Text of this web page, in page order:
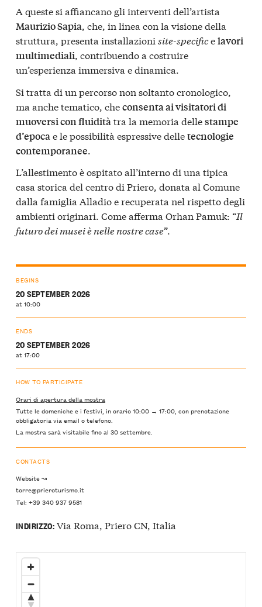
A queste si affiancano gli interventi dell’artista
Maurizio Sapia, che, in linea con la visione della
struttura, presenta installazioni site-specificelavori
multimediali, contribuendo a costruire
un’esperienza immersiva e dinamica.
Si tratta di un percorso non soltanto cronologico,
ma anche tematico, checonsenta ai visitatori di
muoversi con fluidità tra la memoria dellestampe
d’epoca e le possibilità espressive delletecnologie
contemporanee
L’allestimento è ospitato all’interno di una tipica
casa storica del centro di Priero, donata al Comune
dalla famiglia Alladio e recuperata nel rispetto degli
ambienti originari. Come afferma Orhan Pamuk: “Il
futuro dei musei è nelle nostre case”.
BEGINS
20 SEPTEMBER 2026
at 10:00
ENDS
20 SEPTEMBER 2026
at 17:00
HOW TO PARTICIPATE
Orari di apertura della mostra
Tutte le domeniche e i festivi, in orario 10:00 → 17:00, con prenotazione
obbligatoria via email o telefono.
La mostra sarà visitabile fino al 30 settembre.
CONTACTS
Website ↝
torre@prieroturismo.it
Tel: +39 340 937 9581
INDIRIZZO:Via Roma, Priero CN, Italia